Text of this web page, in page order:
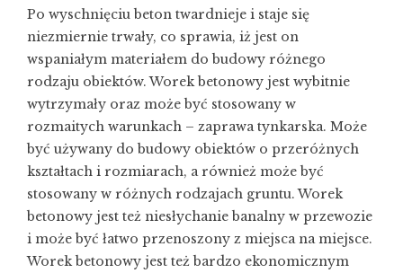
Po wyschnięciu beton twardnieje i staje się
niezmiernie trwały, co sprawia, iż jest on
wspaniałym materiałem do budowy różnego
rodzaju obiektów. Worek betonowy jest wybitnie
wytrzymały oraz może być stosowany w
rozmaitych warunkach – zaprawa tynkarska. Może
być używany do budowy obiektów o przeróżnych
kształtach i rozmiarach, a również może być
stosowany w różnych rodzajach gruntu. Worek
betonowy jest też niesłychanie banalny w przewozie
i może być łatwo przenoszony z miejsca na miejsce.
Worek betonowy jest też bardzo ekonomicznym